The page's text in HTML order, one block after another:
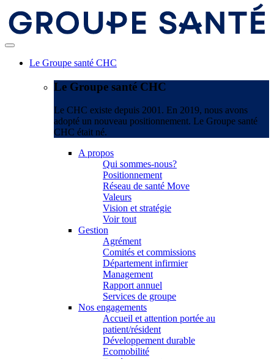
Le Groupe santé CHC
Le Groupe santé CHC
Le CHC existe depuis 2001. En 2019, nous avons
adopté un nouveau positionnement. Le Groupe santé
CHC était né.
A propos
Qui sommes-nous?
Positionnement
Réseau de santé Move
Valeurs
Vision et stratégie
Voir tout
Gestion
Agrément
Comités et commissions
Département infirmier
Management
Rapport annuel
Services de groupe
Nos engagements
Accueil et attention portée au
patient/résident
Développement durable
Ecomobilité